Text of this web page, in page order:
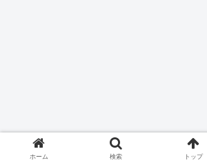
ホーム 検索 トップ